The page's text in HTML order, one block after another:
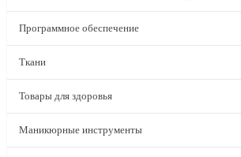
Программное обеспечение
Ткани
Товары для здоровья
Маникюрные инструменты